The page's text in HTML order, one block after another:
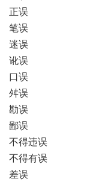
正误
笔误
迷误
讹误
口误
舛误
勘误
鄙误
不得违误
不得有误
差误